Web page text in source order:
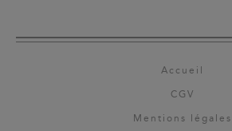
Accueil
CGV
Mentions légales